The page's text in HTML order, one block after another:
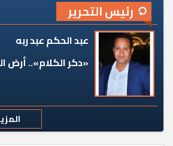
رئيس التحرير
عبد الحكم عبد ربه
«دكر الكلام».. أرض